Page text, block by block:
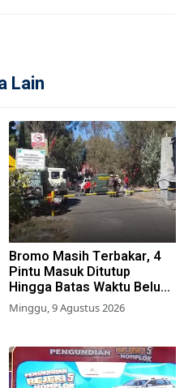
Lain
Bromo Masih Terbakar, 4
Pintu Masuk Ditutup
Hingga Batas Waktu Belum
Ditentukan
Minggu, 9 Agustus 2026